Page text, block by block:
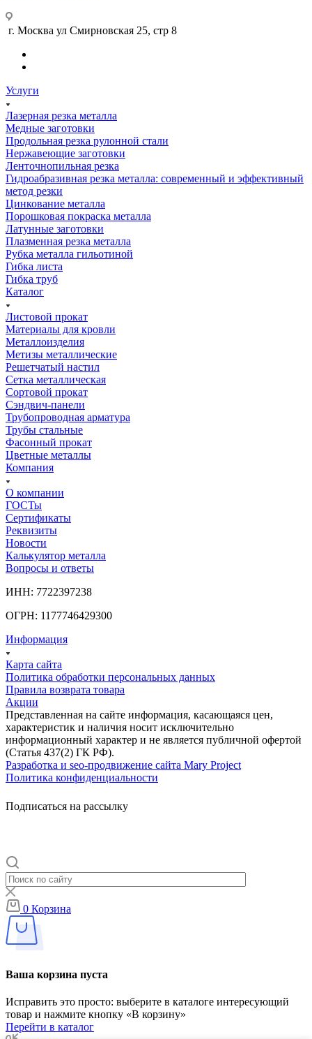
г. Москва ул Смирновская 25, стр 8
Услуги
Лазерная резка металла
Медные заготовки
Продольная резка рулонной стали
Нержавеющие заготовки
Ленточнопильная резка
Гидроабразивная резка металла: современный и эффективный
метод резки
Цинкование металла
Порошковая покраска металла
Латунные заготовки
Плазменная резка металла
Рубка металла гильотиной
Гибка листа
Гибка труб
Каталог
Листовой прокат
Материалы для кровли
Металлоизделия
Метизы металлические
Решетчатый настил
Сетка металлическая
Сортовой прокат
Сэндвич-панели
Трубопроводная арматура
Трубы стальные
Фасонный прокат
Цветные металлы
Компания
О компании
ГОСТы
Сертификаты
Реквизиты
Новости
Калькулятор металла
Вопросы и ответы
ИНН: 7722397238
ОГРН: 1177746429300
Информация
Карта сайта
Политика обработки персональных данных
Правила возврата товара
Акции
Представленная на сайте информация, касающаяся цен,
характеристик и наличия носит исключительно
информационный характер и не является публичной офертой
(Статья 437(2) ГК РФ).
Разработка и seo-продвижение сайта Mary Project
Политика конфиденциальности
Подписаться на рассылку
0 Корзина
Ваша корзина пуста
Исправить это просто: выберите в каталоге интересующий
товар и нажмите кнопку «В корзину»
Перейти в каталог